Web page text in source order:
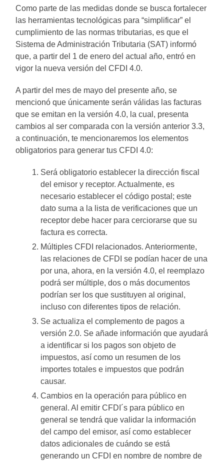
Como parte de las medidas donde se busca fortalecer
las herramientas tecnológicas para “simplificar” el
cumplimiento de las normas tributarias, es que el
Sistema de Administración Tributaria (SAT) informó
que, a partir del 1 de enero del actual año, entró en
vigor la nueva versión del CFDI 4.0.
A partir del mes de mayo del presente año, se
mencionó que únicamente serán válidas las facturas
que se emitan en la versión 4.0, la cual, presenta
cambios al ser comparada con la versión anterior 3.3,
a continuación, te mencionaremos los elementos
obligatorios para generar tus CFDI 4.0:
Será obligatorio establecer la dirección fiscal
del emisor y receptor. Actualmente, es
necesario establecer el código postal; este
dato suma a la lista de verificaciones que un
receptor debe hacer para cerciorarse que su
factura es correcta.
Múltiples CFDI relacionados. Anteriormente,
las relaciones de CFDI se podían hacer de una
por una, ahora, en la versión 4.0, el reemplazo
podrá ser múltiple, dos o más documentos
podrían ser los que sustituyen al original,
incluso con diferentes tipos de relación.
Se actualiza el complemento de pagos a
versión 2.0. Se añade información que ayudará
a identificar si los pagos son objeto de
impuestos, así como un resumen de los
importes totales e impuestos que podrán
causar.
Cambios en la operación para público en
general. Al emitir CFDI´s para público en
general se tendrá que validar la información
del campo del emisor, así como establecer
datos adicionales de cuándo se está
generando un CFDI en nombre de nombre de